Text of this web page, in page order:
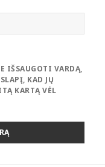
IŠSAUGOTI VARDĄ,
KAD JŲ
KARTĄ VĖL